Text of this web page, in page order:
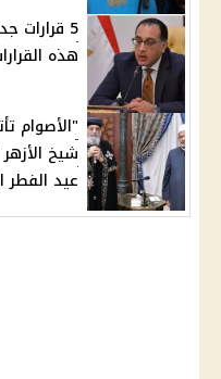
5
هذه
"الأصوام
شيخ
عيد الفطر